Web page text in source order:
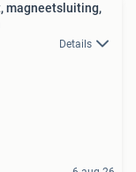
magneetsluiting,
Details